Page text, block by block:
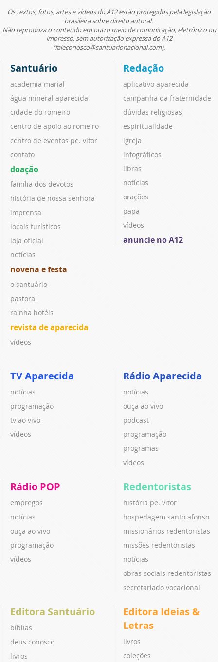
Os textos, fotos, artes e vídeos do A12 estão protegidos pela legislação
brasileira sobre direito autoral.
Não reproduza o conteúdo em outro meio de comunicação, eletrônico ou
impresso, sem autorização expressa do A12
(faleconosco@santuarionacional.com).
Santuário
academia marial
água mineral aparecida
cidade do romeiro
centro de apoio ao romeiro
centro de eventos pe. vitor
contato
doação
família dos devotos
história de nossa senhora
imprensa
locais turísticos
loja oficial
notícias
novena e festa
o santuário
pastoral
rainha hotéis
revista de aparecida
vídeos
Redação
aplicativo aparecida
campanha da fraternidade
dúvidas religiosas
espiritualidade
igreja
infográficos
libras
notícias
orações
papa
vídeos
anuncie no A12
TV Aparecida
notícias
programação
tv ao vivo
vídeos
Rádio Aparecida
notícias
ouça ao vivo
podcast
programação
programas
vídeos
Rádio POP
empregos
notícias
ouça ao vivo
programação
vídeos
Redentoristas
história pe. vitor
hospedagem santo afonso
missionários redentoristas
missões redentoristas
notícias
obras sociais redentoristas
secretariado vocacional
Editora Santuário
bíblias
deus conosco
livros
Editora Ideias &
Letras
livros
coleções